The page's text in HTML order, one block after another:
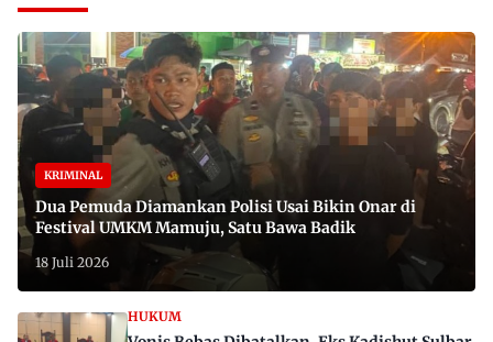
KRIMINAL
Dua Pemuda Diamankan Polisi Usai Bikin Onar di
Festival UMKM Mamuju, Satu Bawa Badik
18 Juli 2026
HUKUM